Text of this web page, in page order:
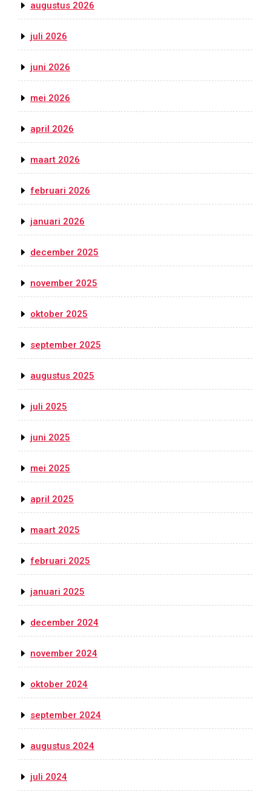
augustus 2026
juli 2026
juni 2026
mei 2026
april 2026
maart 2026
februari 2026
januari 2026
december 2025
november 2025
oktober 2025
september 2025
augustus 2025
juli 2025
juni 2025
mei 2025
april 2025
maart 2025
februari 2025
januari 2025
december 2024
november 2024
oktober 2024
september 2024
augustus 2024
juli 2024